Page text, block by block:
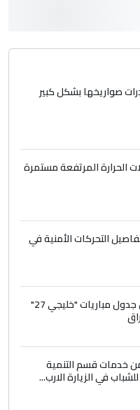
ومن اصول عريقة
صدام حسين سل
ماما يسقط
ومن اصول عريقة
صدام حسين سل
كلام
الحقيقي للإنسان
...
الأرض.. بلاد
صواريخها بشكل كبير
الحرارة المرتفعة مستمرة
التحركات الأمنية في
الاتحاد الخليجي يعلن جدول مباريات "خليجي 27"
من خدمات قسم التنمية
في الزيارة الارب...